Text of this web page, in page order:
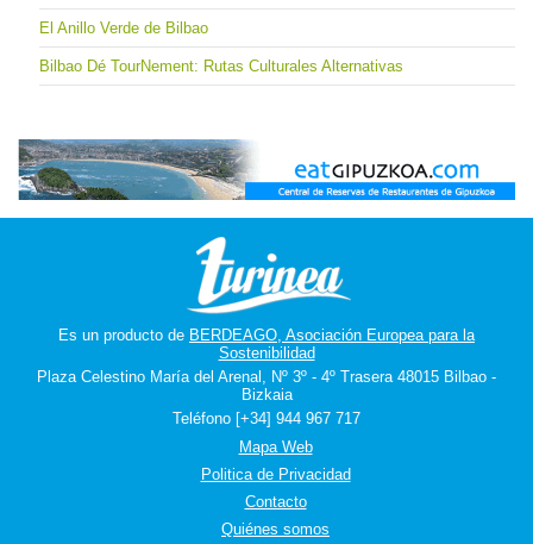
El Anillo Verde de Bilbao
Bilbao Dé TourNement: Rutas Culturales Alternativas
Es un producto de BERDEAGO, Asociación Europea para la
Sostenibilidad
Plaza Celestino María del Arenal, Nº 3º - 4º Trasera 48015 Bilbao -
Bizkaia
Teléfono [+34] 944 967 717
Mapa Web
Politica de Privacidad
Contacto
Quiénes somos